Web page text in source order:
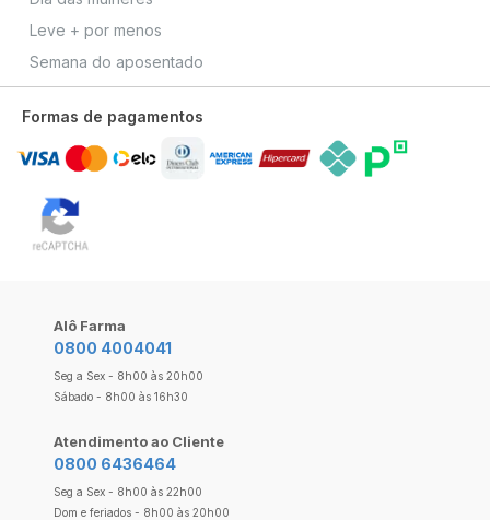
Leve + por menos
Semana do aposentado
Formas de pagamentos
Alô Farma
0800 4004041
Seg a Sex - 8h00 às 20h00
Sábado - 8h00 às 16h30
Atendimento ao Cliente
0800 6436464
Seg a Sex - 8h00 às 22h00
Dom e feriados - 8h00 às 20h00